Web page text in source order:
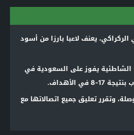
يعنف لاعبا بارزا من أسود
الشاطئية يفوز على السعودية في
في الأهداف.
وتقرر تعليق جميع اتصالاتها مع